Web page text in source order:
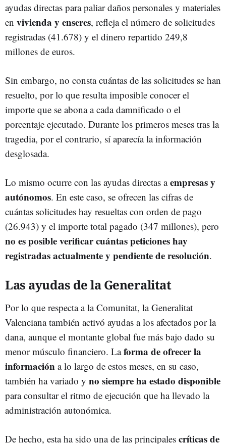
ayudas directas para paliar daños personales y materiales
en vivienda y enseres, refleja el número de solicitudes
registradas (41.678) y el dinero repartido 249,8
millones de euros.
Sin embargo, no consta cuántas de las solicitudes se han
resuelto, por lo que resulta imposible conocer el
importe que se abona a cada damnificado o el
porcentaje ejecutado. Durante los primeros meses tras la
tragedia, por el contrario, sí aparecía la información
desglosada.
Lo mismo ocurre con las ayudas directas aempresas y
autónomos. En este caso, se ofrecen las cifras de
cuántas solicitudes hay resueltas con orden de pago
(26.943) y el importe total pagado (347 millones), pero
no es posible verificar cuántas peticiones hay
registradas actualmente y pendiente de resolución.
Las ayudas de la Generalitat
Por lo que respecta a la Comunitat, la Generalitat
Valenciana también activó ayudas a los afectados por la
dana, aunque el montante global fue más bajo dado su
menor músculo financiero. Laforma de ofrecer la
información a lo largo de estos meses, en su caso,
también ha variado y no siempre ha estado disponible
para consultar el ritmo de ejecución que ha llevado la
administración autonómica.
De hecho, esta ha sido una de las principales críticas de